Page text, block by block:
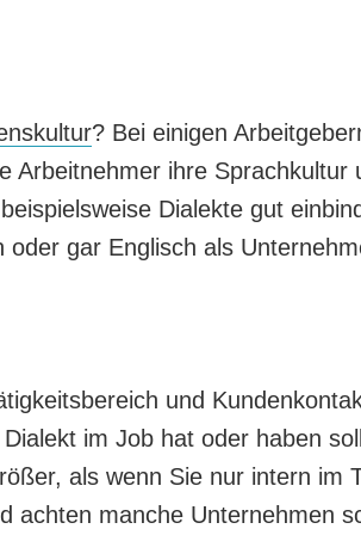
? Bei einigen
Arbeitnehmer ihre Sprachkultur
Dialekte gut
gar Englisch als
und
im Job hat oder haben
als wenn Sie nur intern im
achten manche Unternehmen